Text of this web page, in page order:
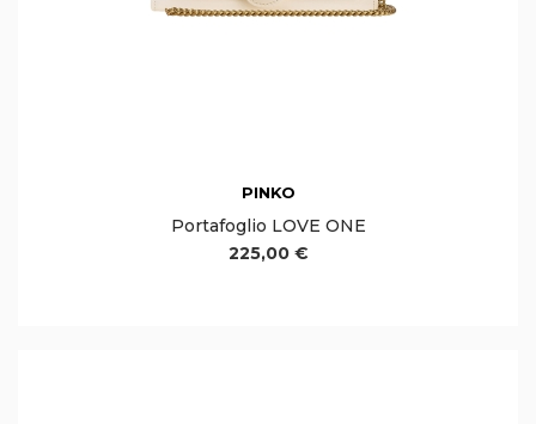
PINKO
Portafoglio LOVE ONE
225,00 €